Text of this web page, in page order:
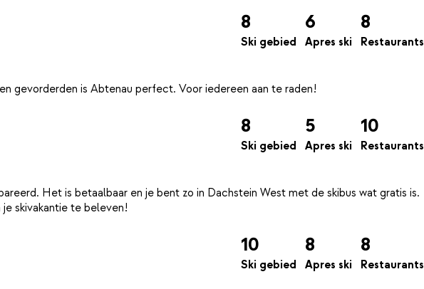
8
Ski gebied
6
Apres ski
8
Restaurants
8
Ski gebied
5
Apres ski
10
Restaurants
Het is betaalbaar en je bent zo in Dachstein West met de skibus wat gratis is.
10
Ski gebied
8
Apres ski
8
Restaurants